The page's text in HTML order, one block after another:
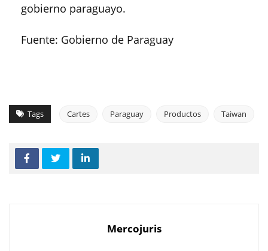
gobierno paraguayo.
Fuente: Gobierno de Paraguay
Tags Cartes Paraguay Productos Taiwan
Mercojuris